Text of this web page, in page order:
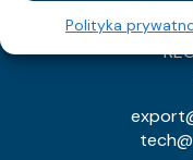
Polityka